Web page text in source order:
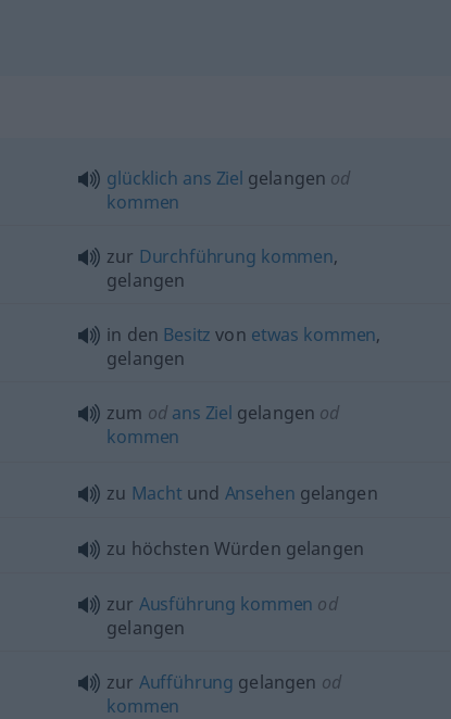
glücklich ans Ziel gelangen od
kommen
zur Durchführung kommen,
gelangen
in den Besitz von etwas kommen,
gelangen
zum od ans Ziel gelangen od
kommen
zu Macht und Ansehen gelangen
zu höchsten Würden gelangen
zur Ausführung kommen od
gelangen
zur Aufführung gelangen od
kommen